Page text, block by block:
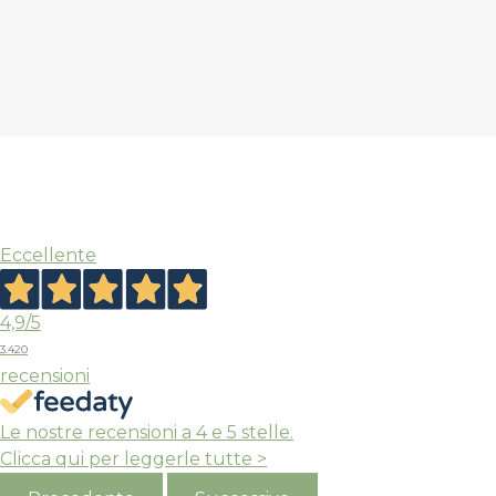
Eccellente
4,9/5
3.420
recensioni
Le nostre recensioni a 4 e 5 stelle.
Clicca qui per leggerle tutte >